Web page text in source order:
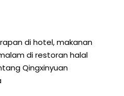
di hotel, makanan
di restoran halal
Qingxinyuan